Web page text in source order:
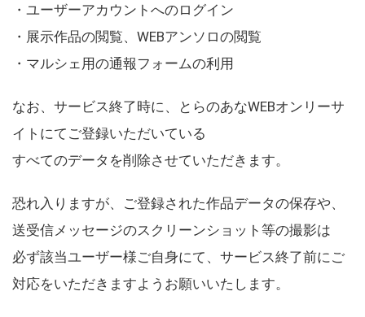
・ユーザーアカウントへのログイン
・展示作品の閲覧、WEBアンソロの閲覧
・マルシェ用の通報フォームの利用
なお、サービス終了時に、とらのあなWEBオンリーサ
イトにてご登録いただいている
すべてのデータを削除させていただきます。
恐れ入りますが、ご登録された作品データの保存や、
送受信メッセージのスクリーンショット等の撮影は
必ず該当ユーザー様ご自身にて、サービス終了前にご
対応をいただきますようお願いいたします。